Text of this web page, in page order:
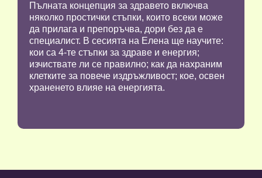
Пълната концепция за здравето включва
няколко простички стъпки, които всеки може
да прилага и препоръчва, дори без да е
специалист. В сесията на Елена ще научите:
кои са 4-те стъпки за здраве и енергия;
изчиствате ли се правилно; как да нахраним
клетките за повече издръжливост; кое, освен
храненето влияе на енергията.